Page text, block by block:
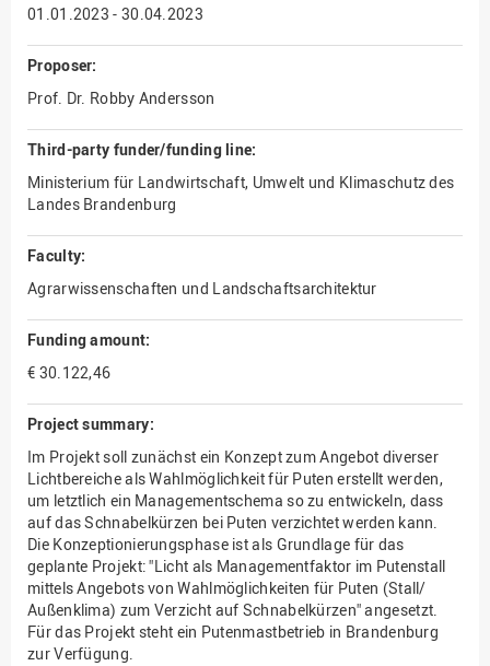
01.01.2023 - 30.04.2023
Proposer:
Prof. Dr. Robby Andersson
Third-party funder/funding line:
Ministerium für Landwirtschaft, Umwelt und Klimaschutz des
Landes Brandenburg
Faculty:
Agrarwissenschaften und Landschaftsarchitektur
Funding amount:
€ 30.122,46
Project summary:
Im Projekt soll zunächst ein Konzept zum Angebot diverser
Lichtbereiche als Wahlmöglichkeit für Puten erstellt werden,
um letztlich ein Managementschema so zu entwickeln, dass
auf das Schnabelkürzen bei Puten verzichtet werden kann.
Die Konzeptionierungsphase ist als Grundlage für das
geplante Projekt: "Licht als Managementfaktor im Putenstall
mittels Angebots von Wahlmöglichkeiten für Puten (Stall/
Außenklima) zum Verzicht auf Schnabelkürzen" angesetzt.
Für das Projekt steht ein Putenmastbetrieb in Brandenburg
zur Verfügung.